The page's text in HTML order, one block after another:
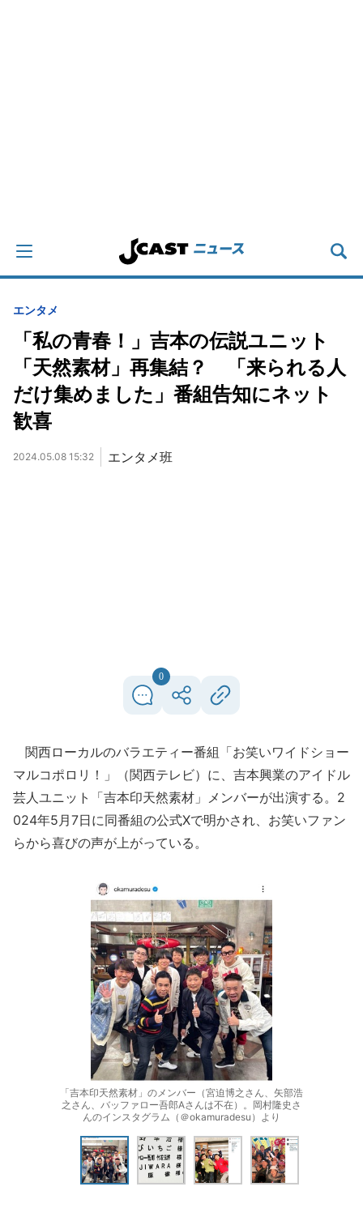
エンタメ
「私の青春！」吉本の伝説ユニット
「天然素材」再集結？ 「来られる人
だけ集めました」番組告知にネット
歓喜
2024.05.08 15:32 エンタメ班
0
関西ローカルのバラエティー番組「お笑いワイドショー
マルコポロリ！」（関西テレビ）に、吉本興業のアイドル
芸人ユニット「吉本印天然素材」メンバーが出演する。2
024年5月7日に同番組の公式Xで明かされ、お笑いファン
らから喜びの声が上がっている。
「吉本印天然素材」のメンバー（宮迫博之さん、矢部浩
之さん、バッファロー吾郎Aさんは不在）。岡村隆史さ
んのインスタグラム（＠okamuradesu）より